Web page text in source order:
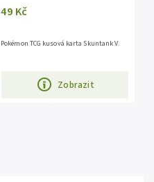
49 Kč
Zobrazit
Pokémon TCG kusová karta Skuntank V.